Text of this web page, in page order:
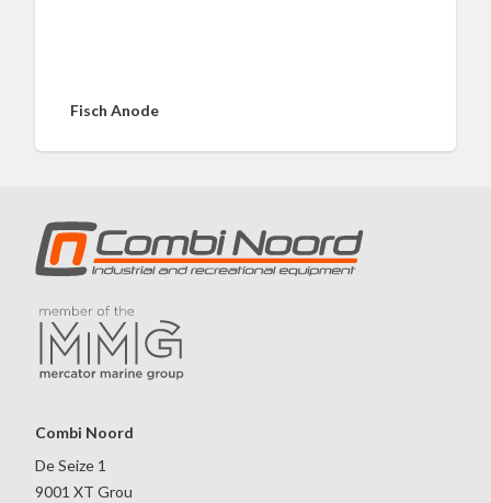
Fisch Anode
Combi Noord
De Seize 1
9001 XT Grou